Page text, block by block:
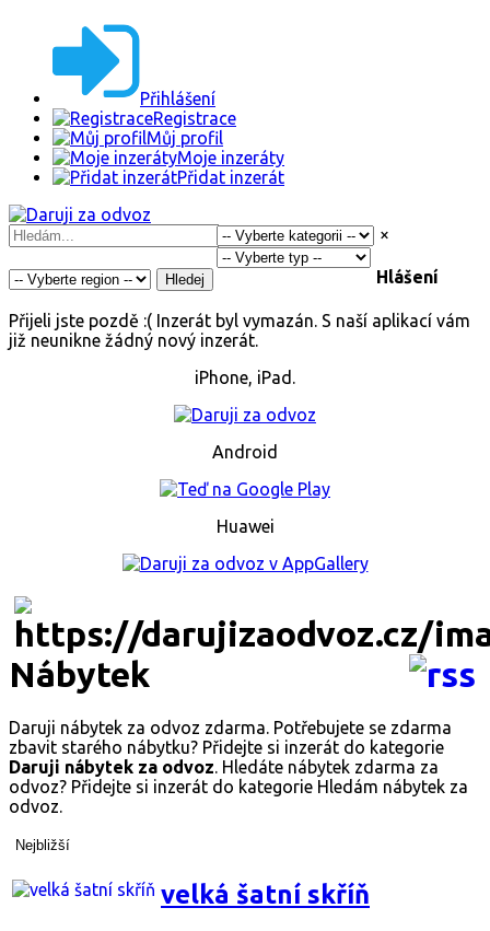
Přihlášení
Registrace
Můj profil
Moje inzeráty
Přidat inzerát
Hledej
×
Hlášení
Přijeli jste pozdě :( Inzerát byl vymazán. S naší aplikací vám
již neunikne žádný nový inzerát.
iPhone, iPad.
Android
Huawei
Nábytek
Daruji nábytek za odvoz zdarma. Potřebujete se zdarma
zbavit starého nábytku? Přidejte si inzerát do kategorie
Daruji nábytek za odvoz. Hledáte nábytek zdarma za
odvoz? Přidejte si inzerát do kategorie Hledám nábytek za
odvoz.
Nejbližší
velká šatní skříň